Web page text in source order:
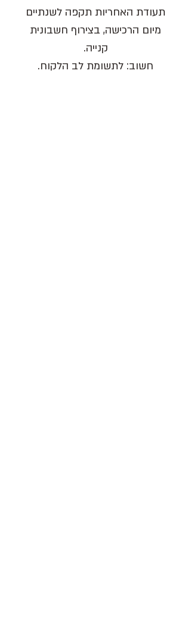
תעודת האחריות תקפה לשנתיים
מיום הרכישה, בצירוף חשבונית
קנייה.
חשוב: לתשומת לב הלקוח.